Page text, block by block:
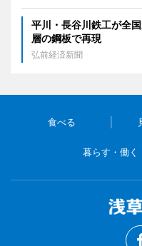
平川・長谷川鉄工が全
層の鋼板で再現
弘前経済新聞
食べる
暮らす・働く